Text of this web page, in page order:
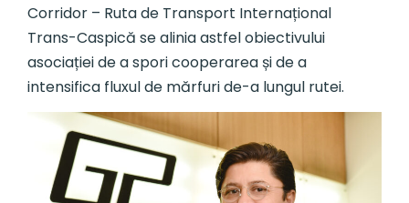
Corridor – Ruta de Transport Internațional
Trans-Caspică se alinia astfel obiectivului
asociației de a spori cooperarea și de a
intensifica fluxul de mărfuri de-a lungul rutei.